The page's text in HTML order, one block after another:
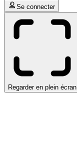
Se connecter
Regarder en plein écran